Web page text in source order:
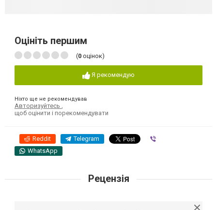
Оцініть першим
(0 оцінок)
Я рекомендую
Ніхто ще не рекомендував
Авторизуйтесь
щоб оцінити і порекомендувати
Reddit Telegram
WhatsApp
Рецензія